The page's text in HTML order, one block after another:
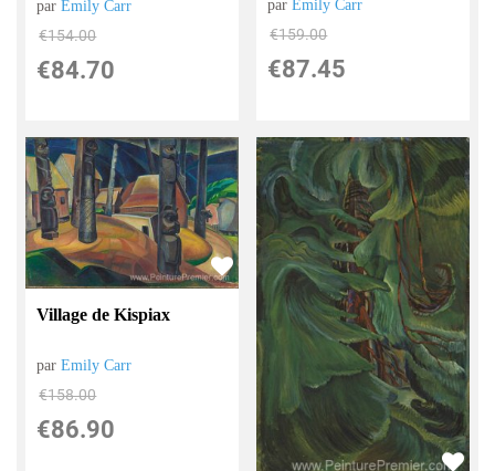
parEmily Carr
€154.00
€84.70
parEmily Carr
€159.00
€87.45
Village de Kispiax
parEmily Carr
€158.00
€86.90